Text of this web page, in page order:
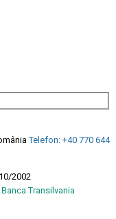
Telefon: +40 770 644
2002
Banca Transilvania